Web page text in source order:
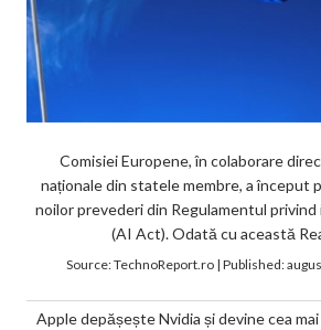
Comisiei Europene, în colaborare
naționale din statele membre, a început
noilor prevederi din Regulamentul
(AI Act). Odată cu această
Source:TechnoReport.ro| Published:
Apple depășește Nvidia și devine cea